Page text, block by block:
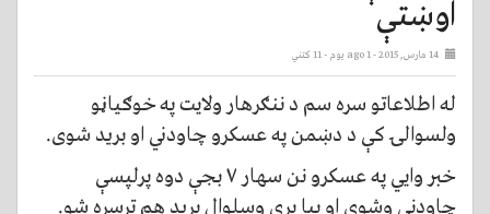
اوښتې
14 مارس, 2015 - ago 1 يوم - 11 کتني
له اطلاعاتو سره سم د ننګرهار ولايت په خوګياڼو
ولسوالۍ کې د دښمن په عسکرو چاودني او بريد شوی.
خبر وايي په عسکرو نن سهار ۷ بجې دوه پرلپسې
چاودنې وشوې او بيا پرې وسلوال بريد هم ترسره شو.